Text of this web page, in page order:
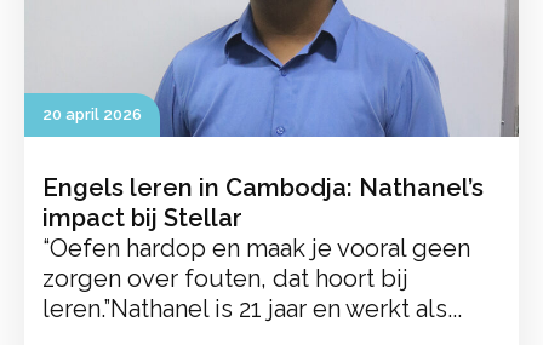
20 april 2026
Engels leren in Cambodja: Nathanel’s
impact bij Stellar
“Oefen hardop en maak je vooral geen
zorgen over fouten, dat hoort bij
leren.”Nathanel is 21 jaar en werkt als...